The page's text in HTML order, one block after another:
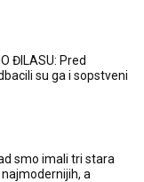
ĐILASU: Pred
su ga i sopstveni
smo imali tri stara
a